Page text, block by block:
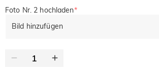
Foto Nr. 2 hochladen*
Bild hinzufügen